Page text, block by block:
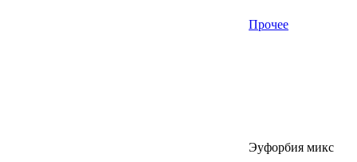
Прочее
Эуфорбия микс